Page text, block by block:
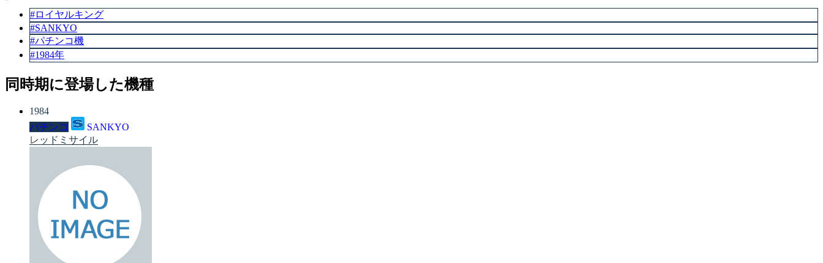
#ロイヤルキング
#SANKYO
#パチンコ機
#1984年
同時期に登場した機種
1984
パチンコ
SANKYO
レッドミサイル